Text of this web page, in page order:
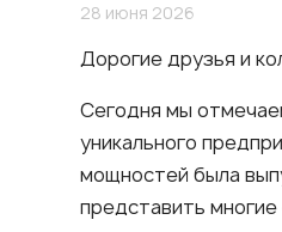
28 июня 2026
Дорогие друзья и
Сегодня мы
уникального
мощностей была
представить